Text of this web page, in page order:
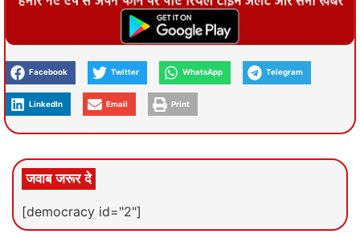
Facebook Twitter WhatsApp Telegram
LinkedIn Email Print
जवाब जरूर दे
[democracy id="2"]